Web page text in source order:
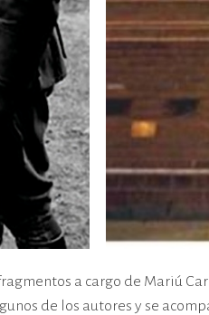
a cargo de Mariú
de los autores y se